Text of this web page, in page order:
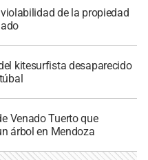
de la propiedad
kitesurfista desaparecido
Venado Tuerto que
árbol en Mendoza